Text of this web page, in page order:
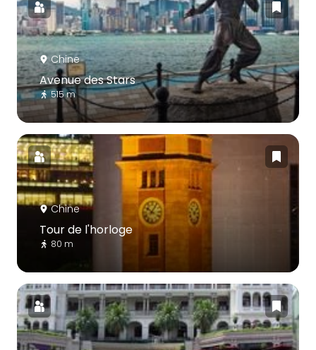
Chine
Avenue des Stars
515 m
Chine
Tour de l'horloge
80 m